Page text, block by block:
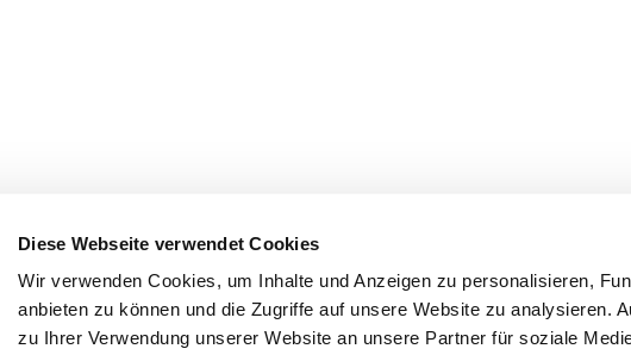
Diese Webseite verwendet Cookies
Wir verwenden Cookies, um Inhalte und Anzeigen zu personalisieren,
anbieten zu können und die Zugriffe auf unsere Website zu analysieren.
zu Ihrer Verwendung unserer Website an unsere Partner für soziale